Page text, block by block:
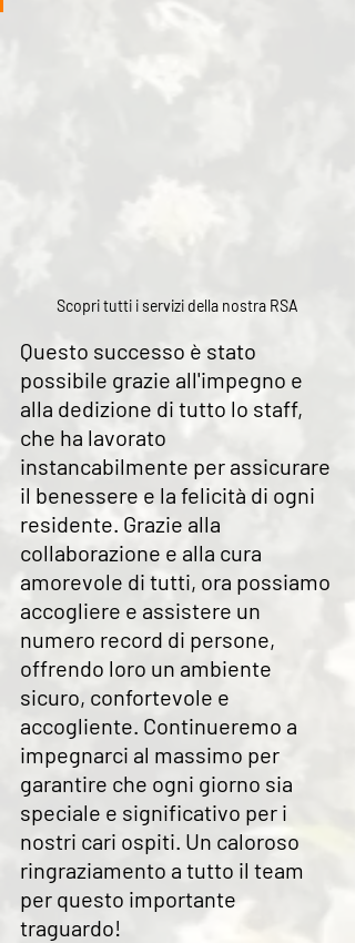
Scopri tutti i servizi della nostra RSA
Questo successo è stato
possibile grazie all'impegno e
alla dedizione di tutto lo staff,
che ha lavorato
instancabilmente per assicurare
il benessere e la felicità di ogni
residente. Grazie alla
collaborazione e alla cura
amorevole di tutti, ora possiamo
accogliere e assistere un
numero record di persone,
offrendo loro un ambiente
sicuro, confortevole e
accogliente. Continueremo a
impegnarci al massimo per
garantire che ogni giorno sia
speciale e significativo per i
nostri cari ospiti. Un caloroso
ringraziamento a tutto il team
per questo importante
traguardo!